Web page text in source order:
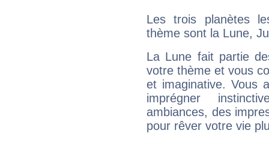
Les trois planètes
thème sont la Lune,
La Lune fait partie
votre thème et vous
et imaginative. Vous
imprégner
ambiances, des
pour rêver votre vie